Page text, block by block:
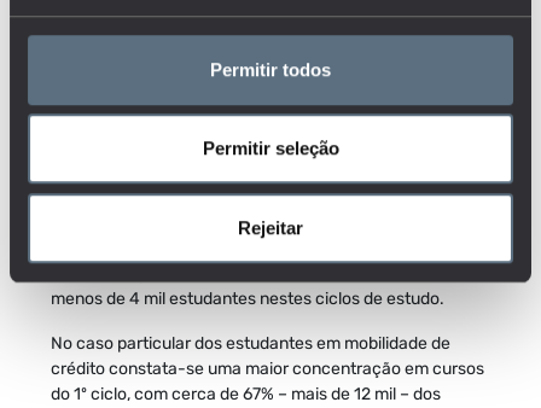
Permitir todos
Permitir seleção
Rejeitar
internacional por ciclo de estudos, verifica-se que 46% –
quase 34 mil estudantes – encontravam-se, em
surgiram os estudantes em cursos de mestrado (29%),
doutoramento (11%) e mestrado integrado (8%). A
menos de 4 mil estudantes nestes ciclos de estudo.
No caso particular dos estudantes em mobilidade de
crédito constata-se uma maior concentração em cursos
do 1º ciclo, com cerca de 67% – mais de 12 mil – dos